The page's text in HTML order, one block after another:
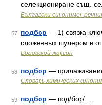
селекциониране същ.
Български синонимен
57 подбор — 1) связка
сложенных шулером в
Воровской жаргон
58 подбор —
Cловарь химических
59 подбор — под/бор/ …